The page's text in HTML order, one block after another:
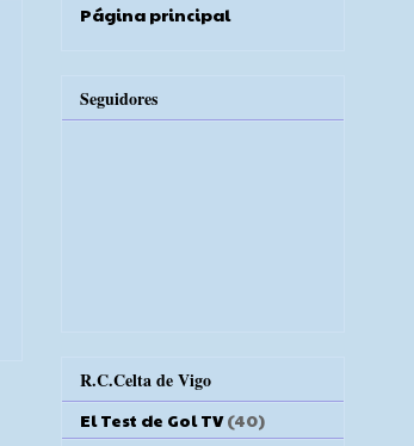
Página principal
Seguidores
R.C.Celta de Vigo
El Test de Gol TV (40)